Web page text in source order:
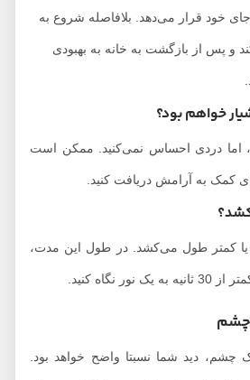
قرار می‌دهد. بلافاصله شروع به
از بازگشت به خانه به بهبودی
بود؟
دردی احساس نمی‌کنید. ممکن است
به آرامش دریافت کنید.
دقیقه یا کمتر طول می‌کشد. در طول این مدت،
دید شما نسبتا واضح خواهد بود.